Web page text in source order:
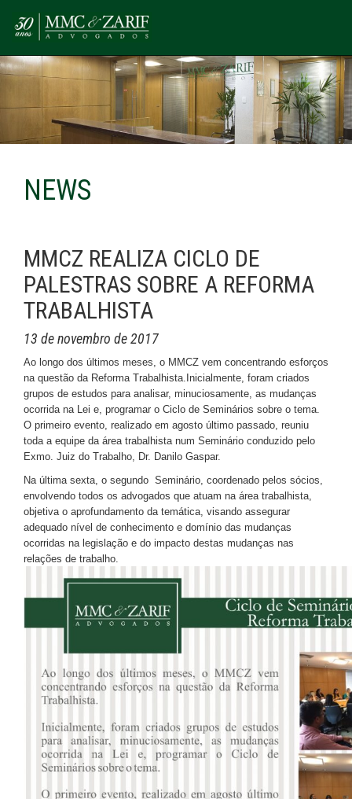
NEWS
MMCZ REALIZA CICLO DE
PALESTRAS SOBRE A REFORMA
TRABALHISTA
13 de novembro de 2017
Ao longo dos últimos meses, o MMCZ vem concentrando esforços
na questão da Reforma Trabalhista. Inicialmente, foram criados
grupos de estudos para analisar, minuciosamente, as mudanças
ocorrida na Lei e, programar o Ciclo de Seminários sobre o tema.
O primeiro evento, realizado em agosto último passado, reuniu
toda a equipe da área trabalhista num Seminário conduzido pelo
Exmo. Juiz do Trabalho, Dr. Danilo Gaspar.
Na última sexta, o segundo Seminário, coordenado pelos sócios,
envolvendo todos os advogados que atuam na área trabalhista,
objetiva o aprofundamento da temática, visando assegurar
adequado nível de conhecimento e domínio das mudanças
ocorridas na legislação e do impacto destas mudanças nas
relações de trabalho.